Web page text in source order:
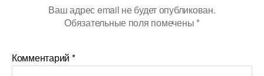
Ваш адрес email не будет опубликован.
Обязательные поля помечены *
Комментарий *